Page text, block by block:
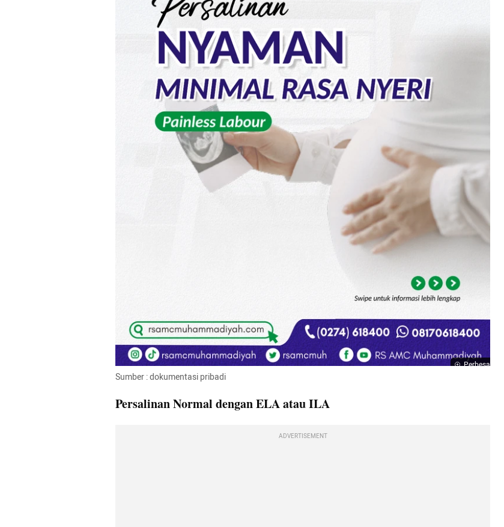
Perbesar
Sumber : dokumentasi pribadi
Persalinan Normal dengan ELA atau ILA
ADVERTISEMENT